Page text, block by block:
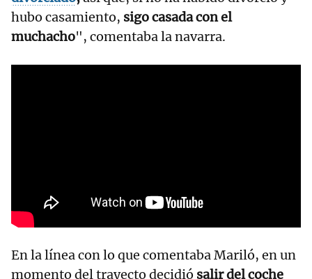
hubo casamiento, sigo casada con el
muchacho", comentaba la navarra.
En la línea con lo que comentaba Mariló, en un
momento del trayecto decidió salir del coche